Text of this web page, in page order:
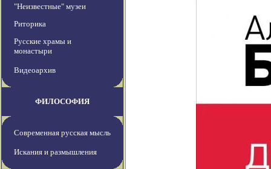
"Неизвестные" музеи
Риторика
Русские храмы и
монастыри
Видеоархив
ФИЛОСОФИЯ
Современная русская мысль
Искания и размышления